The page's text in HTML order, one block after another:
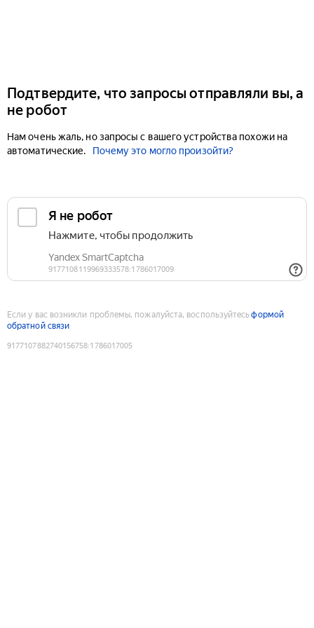
Подтвердите, что запросы отправляли вы, а
не робот
Нам очень жаль, но запросы с вашего устройства похожи на
автоматические.
Почему это могло произойти?
Если у вас возникли проблемы, пожалуйста, воспользуйтесьформой
обратной связи
9177107882740156758:1786017005